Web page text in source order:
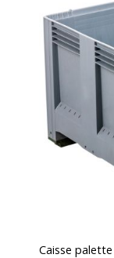
Caisse palette